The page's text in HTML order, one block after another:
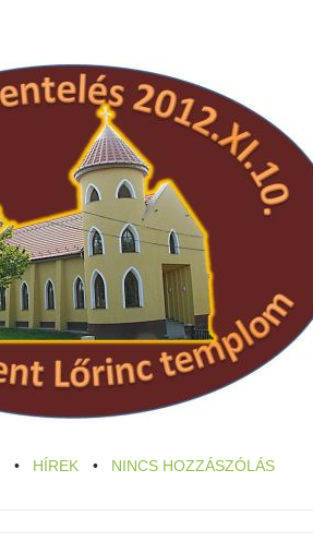
HÍREK NINCS HOZZÁSZÓLÁS